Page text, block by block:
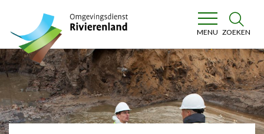
Omgevingsdienst Rivierenland
MENU ZOEKEN